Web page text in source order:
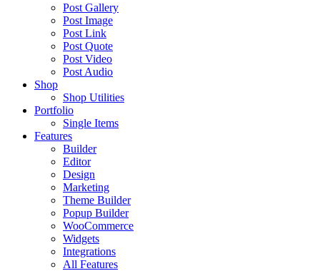
Post Gallery
Post Image
Post Link
Post Quote
Post Video
Post Audio
Shop
Shop Utilities
Portfolio
Single Items
Features
Builder
Editor
Design
Marketing
Theme Builder
Popup Builder
WooCommerce
Widgets
Integrations
All Features